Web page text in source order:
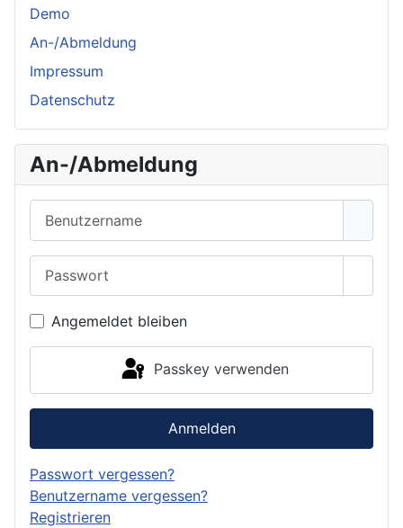
Demo
An-/Abmeldung
Impressum
Datenschutz
An-/Abmeldung
Angemeldet bleiben
Passkey verwenden
Anmelden
Passwort vergessen?
Benutzername vergessen?
Registrieren